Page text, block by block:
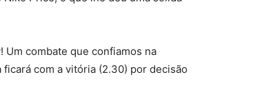
Um combate que confiamos na
com a vitória (2.30) por decisão